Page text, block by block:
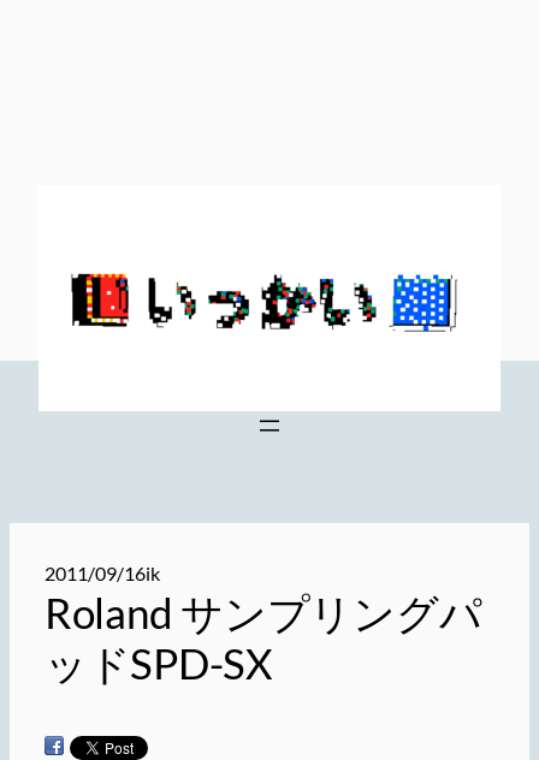
2011/09/16ik
Roland サンプリングパ
ッドSPD-SX